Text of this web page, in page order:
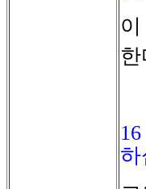
이
16
하